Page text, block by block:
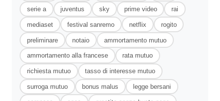
serie a juventus sky prime video rai
mediaset festival sanremo netflix rogito
preliminare notaio ammortamento mutuo
ammortamento alla francese rata mutuo
richiesta mutuo tasso di interesse mutuo
surroga mutuo bonus malus legge bersani